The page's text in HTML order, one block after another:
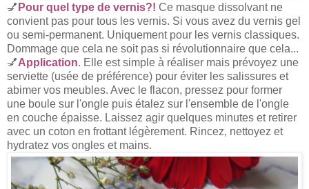
💅 Pour quel type de vernis?! Ce masque dissolvant ne
convient pas pour tous les vernis. Si vous avez du vernis gel
ou semi-permanent. Uniquement pour les vernis classiques.
Dommage que cela ne soit pas si révolutionnaire que cela...
💅Application. Elle est simple à réaliser mais prévoyez une
serviette (usée de préférence) pour éviter les salissures et
abimer vos meubles. Avec le flacon, pressez pour former
une boule sur l'ongle puis étalez sur l'ensemble de l'ongle
en couche épaisse. Laissez agir quelques minutes et retirer
avec un coton en frottant légèrement. Rincez, nettoyez et
hydratez vos ongles et mains.